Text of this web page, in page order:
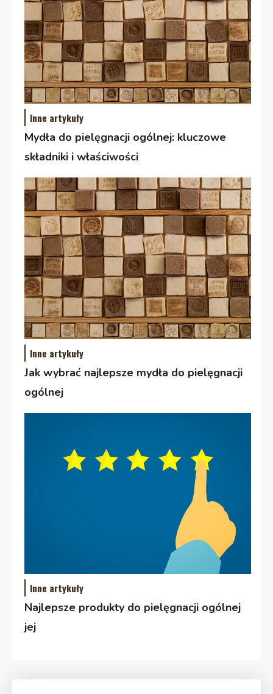
Inne artykuły
Mydła do pielęgnacji ogólnej: kluczowe
składniki i właściwości
Inne artykuły
Jak wybrać najlepsze mydła do pielęgnacji
ogólnej
Inne artykuły
Najlepsze produkty do pielęgnacji ogólnej
jej